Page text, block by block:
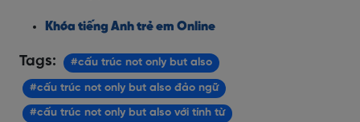
Khóa tiếng Anh trẻ em Online
Tags: #cấu trúc not only but also
#cấu trúc not only but also đảo ngữ
#cấu trúc not only but also với tính từ